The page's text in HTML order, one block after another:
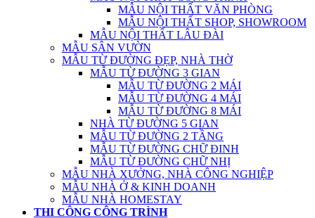
MẪU NỘI THẤT VĂN PHÒNG
MẪU NỘI THẤT SHOP, SHOWROOM
MẪU NỘI THẤT LÂU ĐÀI
MẪU SÂN VƯỜN
MẪU TỪ ĐƯỜNG ĐẸP, NHÀ THỜ
MẪU TỪ ĐƯỜNG 3 GIAN
MẪU TỪ ĐƯỜNG 2 MÁI
MẪU TỪ ĐƯỜNG 4 MÁI
MẪU TỪ ĐƯỜNG 8 MÁI
NHÀ TỪ ĐƯỜNG 5 GIAN
MẪU TỪ ĐƯỜNG 2 TẦNG
MẪU TỪ ĐƯỜNG CHỮ ĐINH
MẪU TỪ ĐƯỜNG CHỮ NHỊ
MẪU NHÀ XƯỞNG, NHÀ CÔNG NGHIỆP
MẪU NHÀ Ở & KINH DOANH
MẪU NHÀ HOMESTAY
THI CÔNG CÔNG TRÌNH